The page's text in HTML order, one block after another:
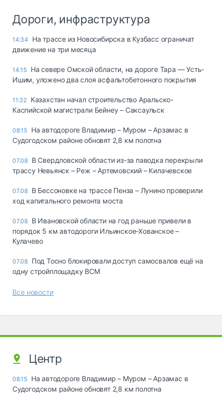
Дороги, инфраструктура
14:34
На трассе из Новосибирска в Кузбасс ограничат
движение на три месяца
14:15 На севере Омской области, на дороге Тара — Усть-
Ишим, уложено два слоя асфальтобетонного покрытия
11:32 Казахстан начал строительство Аральско-
Каспийской магистрали Бейнеу – Саксаульск
08:15 На автодороге Владимир – Муром – Арзамас в
Судогодском районе обновят 2,8 км полотна
07.08 В Свердловской области из-за паводка перекрыли
трассу Невьянск – Реж – Артемовский – Килачевское
07.08 В Бессоновке на трассе Пенза – Лунино проверили
ход капитального ремонта моста
07.08 В Ивановской области на год раньше привели в
порядок 5 км автодороги Ильинское-Хованское –
Кулачево
07.08 Под Тосно блокировали доступ самосвалов ещё на
одну стройплощадку ВСМ
Все новости
Центр
08:15 На автодороге Владимир – Муром – Арзамас в
Судогодском районе обновят 2,8 км полотна